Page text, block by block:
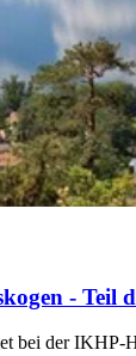
- Teil
bei der